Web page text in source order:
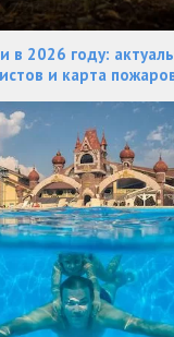
в 2026 году:
и карта